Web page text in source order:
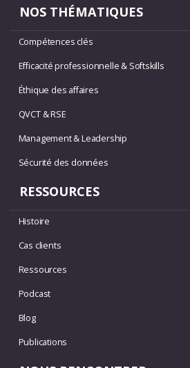
NOS THÉMATIQUES
Compétences clés
Efficacité professionnelle & Softskills
Éthique des affaires
QVCT & RSE
Management & Leadership
Sécurité des données
RESSOURCES
Histoire
Cas clients
Ressources
Podcast
Blog
Publications